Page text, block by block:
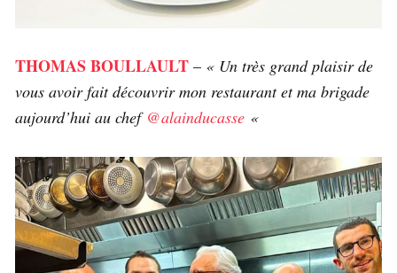
THOMAS BOULLAULT – « Un très grand plaisir de
vous avoir fait découvrir mon restaurant et ma brigade
aujourd’hui au chef @alainducasse «